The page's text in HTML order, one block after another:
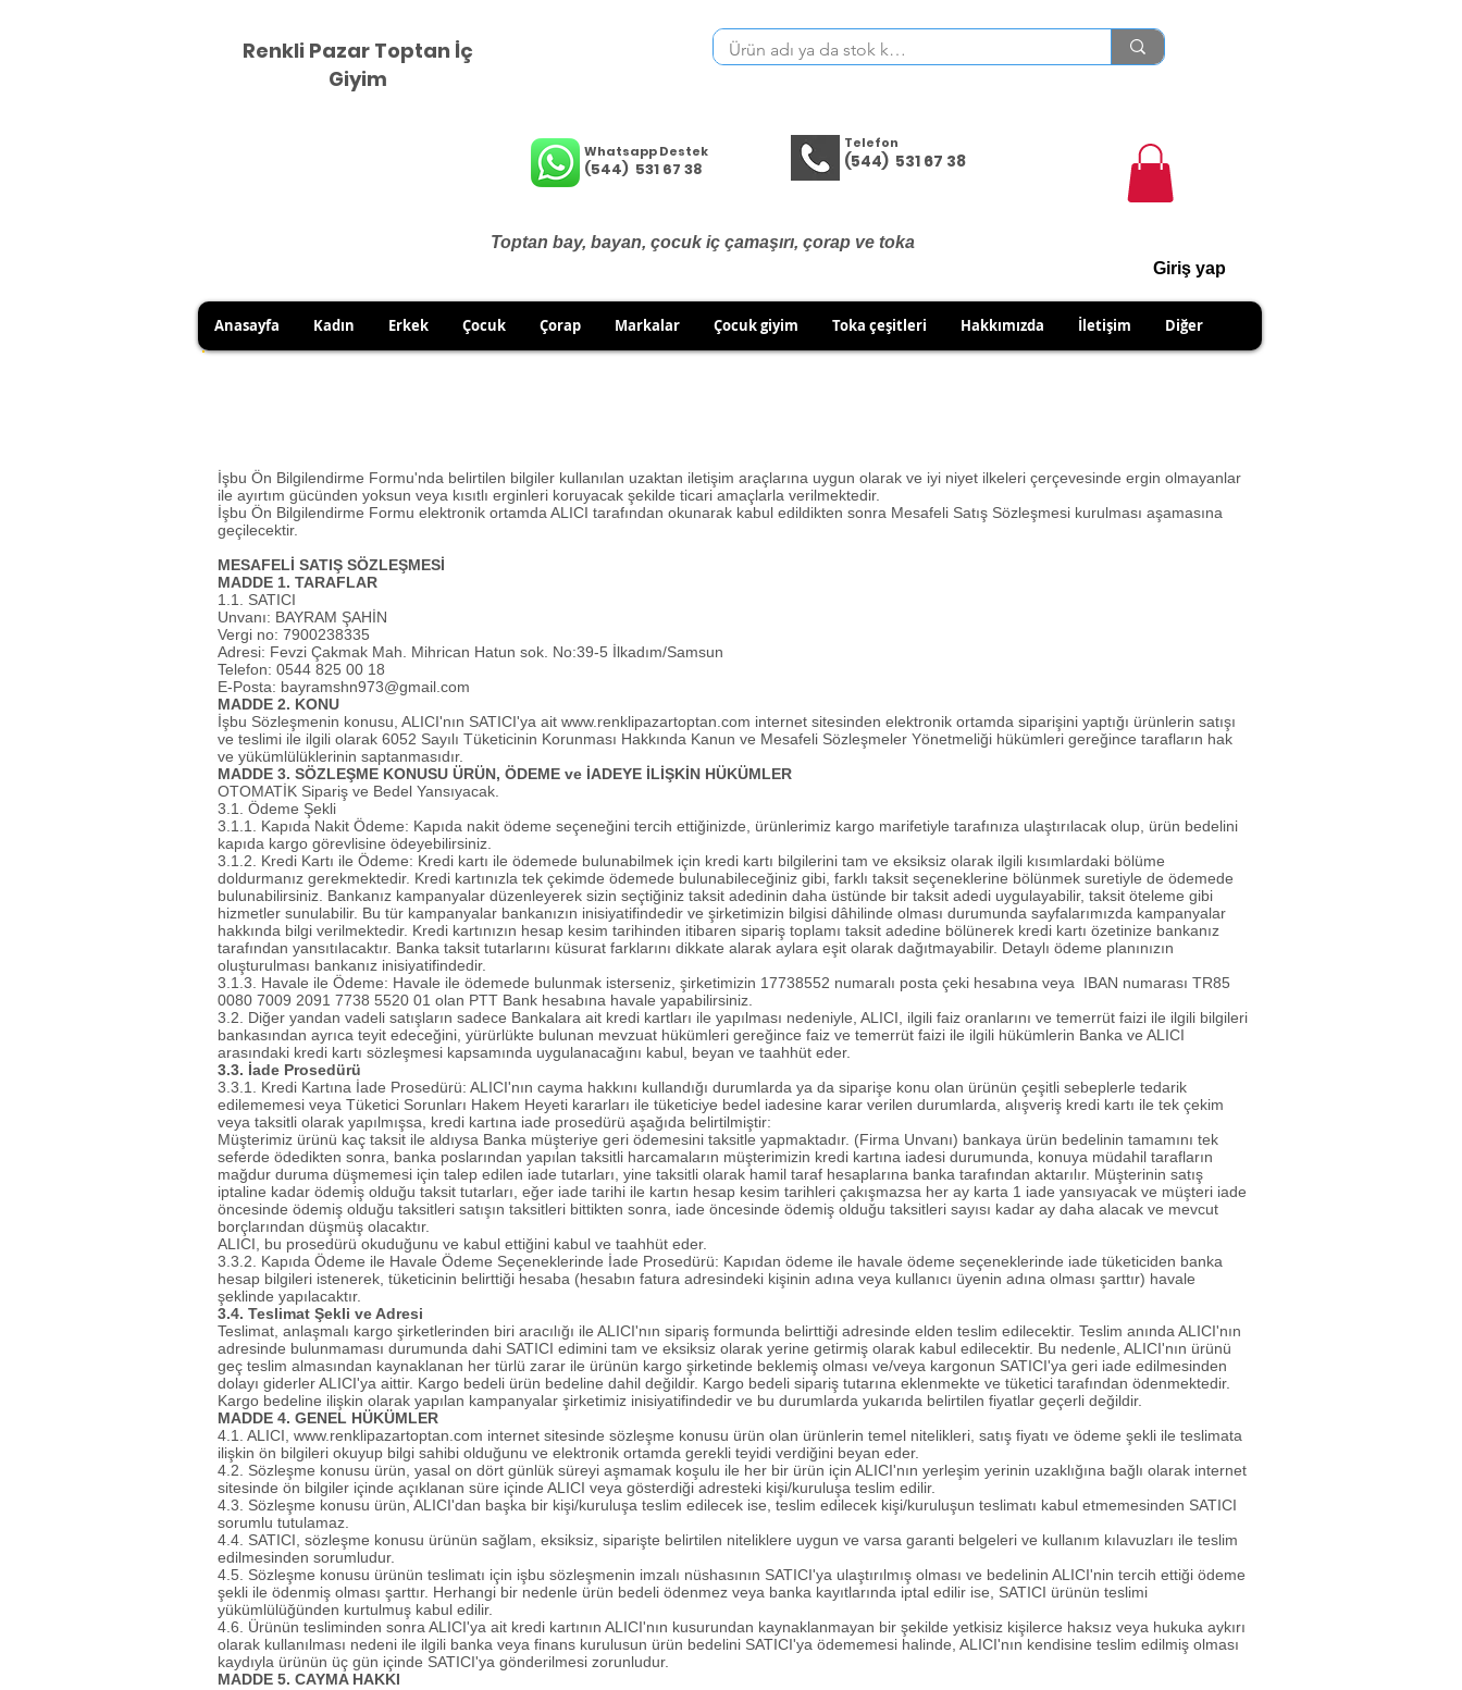
Renkli Pazar Toptan İç
Giyim
Whatsapp Destek
(544) 531 67 38
Telefon
(544) 531 67 38
Toptan bay, bayan, çocuk iç çamaşırı, çorap ve toka
Giriş yap
Anasayfa Kadın Erkek Çocuk Çorap Markalar Çocuk giyim Toka çeşitleri Hakkımızda İletişim Diğer
İşbu Ön Bilgilendirme Formu'nda belirtilen bilgiler kullanılan uzaktan iletişim araçlarına uygun olarak ve iyi niyet ilkeleri çerçevesinde ergin olmayanlar
ile ayırtım gücünden yoksun veya kısıtlı erginleri koruyacak şekilde ticari amaçlarla verilmektedir.
İşbu Ön Bilgilendirme Formu elektronik ortamda ALICI tarafından okunarak kabul edildikten sonra Mesafeli Satış Sözleşmesi kurulması aşamasına
geçilecektir.
MESAFELİ SATIŞ SÖZLEŞMESİ
MADDE 1. TARAFLAR
1.1. SATICI
Unvanı: BAYRAM ŞAHİN
Vergi no: 7900238335
Adresi: Fevzi Çakmak Mah. Mihrican Hatun sok. No:39-5 İlkadım/Samsun
Telefon: 0544 825 00 18
E-Posta: bayramshn973@gmail.com
MADDE 2. KONU
İşbu Sözleşmenin konusu, ALICI'nın SATICI'ya ait www.renklipazartoptan.com internet sitesinden elektronik ortamda siparişini yaptığı ürünlerin satışı
ve teslimi ile ilgili olarak 6052 Sayılı Tüketicinin Korunması Hakkında Kanun ve Mesafeli Sözleşmeler Yönetmeliği hükümleri gereğince tarafların hak
ve yükümlülüklerinin saptanmasıdır.
MADDE 3. SÖZLEŞME KONUSU ÜRÜN, ÖDEME ve İADEYE İLİŞKİN HÜKÜMLER
OTOMATİK Sipariş ve Bedel Yansıyacak.
3.1. Ödeme Şekli
3.1.1. Kapıda Nakit Ödeme: Kapıda nakit ödeme seçeneğini tercih ettiğinizde, ürünlerimiz kargo marifetiyle tarafınıza ulaştırılacak olup, ürün bedelini
kapıda kargo görevlisine ödeyebilirsiniz.
3.1.2. Kredi Kartı ile Ödeme: Kredi kartı ile ödemede bulunabilmek için kredi kartı bilgilerini tam ve eksiksiz olarak ilgili kısımlardaki bölüme
doldurmanız gerekmektedir. Kredi kartınızla tek çekimde ödemede bulunabileceğiniz gibi, farklı taksit seçeneklerine bölünmek suretiyle de ödemede
bulunabilirsiniz. Bankanız kampanyalar düzenleyerek sizin seçtiğiniz taksit adedinin daha üstünde bir taksit adedi uygulayabilir, taksit öteleme gibi
hizmetler sunulabilir. Bu tür kampanyalar bankanızın inisiyatifindedir ve şirketimizin bilgisi dâhilinde olması durumunda sayfalarımızda kampanyalar
hakkında bilgi verilmektedir. Kredi kartınızın hesap kesim tarihinden itibaren sipariş toplamı taksit adedine bölünerek kredi kartı özetinize bankanız
tarafından yansıtılacaktır. Banka taksit tutarlarını küsurat farklarını dikkate alarak aylara eşit olarak dağıtmayabilir. Detaylı ödeme planınızın
oluşturulması bankanız inisiyatifindedir.
3.1.3. Havale ile Ödeme: Havale ile ödemede bulunmak isterseniz, şirketimizin 17738552 numaralı posta çeki hesabına veya IBAN numarası TR85
0080 7009 2091 7738 5520 01 olan PTT Bank hesabına havale yapabilirsiniz.
3.2. Diğer yandan vadeli satışların sadece Bankalara ait kredi kartları ile yapılması nedeniyle, ALICI, ilgili faiz oranlarını ve temerrüt faizi ile ilgili bilgileri
bankasından ayrıca teyit edeceğini, yürürlükte bulunan mevzuat hükümleri gereğince faiz ve temerrüt faizi ile ilgili hükümlerin Banka ve ALICI
arasındaki kredi kartı sözleşmesi kapsamında uygulanacağını kabul, beyan ve taahhüt eder.
3.3. İade Prosedürü
3.3.1. Kredi Kartına İade Prosedürü: ALICI'nın cayma hakkını kullandığı durumlarda ya da siparişe konu olan ürünün çeşitli sebeplerle tedarik
edilememesi veya Tüketici Sorunları Hakem Heyeti kararları ile tüketiciye bedel iadesine karar verilen durumlarda, alışveriş kredi kartı ile tek çekim
veya taksitli olarak yapılmışsa, kredi kartına iade prosedürü aşağıda belirtilmiştir:
Müşterimiz ürünü kaç taksit ile aldıysa Banka müşteriye geri ödemesini taksitle yapmaktadır. (Firma Unvanı) bankaya ürün bedelinin tamamını tek
seferde ödedikten sonra, banka poslarından yapılan taksitli harcamaların müşterimizin kredi kartına iadesi durumunda, konuya müdahil tarafların
mağdur duruma düşmemesi için talep edilen iade tutarları, yine taksitli olarak hamil taraf hesaplarına banka tarafından aktarılır. Müşterinin satış
iptaline kadar ödemiş olduğu taksit tutarları, eğer iade tarihi ile kartın hesap kesim tarihleri çakışmazsa her ay karta 1 iade yansıyacak ve müşteri iade
öncesinde ödemiş olduğu taksitleri satışın taksitleri bittikten sonra, iade öncesinde ödemiş olduğu taksitleri sayısı kadar ay daha alacak ve mevcut
borçlarından düşmüş olacaktır.
ALICI, bu prosedürü okuduğunu ve kabul ettiğini kabul ve taahhüt eder.
3.3.2. Kapıda Ödeme ile Havale Ödeme Seçeneklerinde İade Prosedürü: Kapıdan ödeme ile havale ödeme seçeneklerinde iade tüketiciden banka
hesap bilgileri istenerek, tüketicinin belirttiği hesaba (hesabın fatura adresindeki kişinin adına veya kullanıcı üyenin adına olması şarttır) havale
şeklinde yapılacaktır.
3.4. Teslimat Şekli ve Adresi
Teslimat, anlaşmalı kargo şirketlerinden biri aracılığı ile ALICI'nın sipariş formunda belirttiği adresinde elden teslim edilecektir. Teslim anında ALICI'nın
adresinde bulunmaması durumunda dahi SATICI edimini tam ve eksiksiz olarak yerine getirmiş olarak kabul edilecektir. Bu nedenle, ALICI'nın ürünü
geç teslim almasından kaynaklanan her türlü zarar ile ürünün kargo şirketinde beklemiş olması ve/veya kargonun SATICI'ya geri iade edilmesinden
dolayı giderler ALICI'ya aittir. Kargo bedeli ürün bedeline dahil değildir. Kargo bedeli sipariş tutarına eklenmekte ve tüketici tarafından ödenmektedir.
Kargo bedeline ilişkin olarak yapılan kampanyalar şirketimiz inisiyatifindedir ve bu durumlarda yukarıda belirtilen fiyatlar geçerli değildir.
MADDE 4. GENEL HÜKÜMLER
4.1. ALICI, www.renklipazartoptan.com internet sitesinde sözleşme konusu ürün olan ürünlerin temel nitelikleri, satış fiyatı ve ödeme şekli ile teslimata
ilişkin ön bilgileri okuyup bilgi sahibi olduğunu ve elektronik ortamda gerekli teyidi verdiğini beyan eder.
4.2. Sözleşme konusu ürün, yasal on dört günlük süreyi aşmamak koşulu ile her bir ürün için ALICI'nın yerleşim yerinin uzaklığına bağlı olarak internet
sitesinde ön bilgiler içinde açıklanan süre içinde ALICI veya gösterdiği adresteki kişi/kuruluşa teslim edilir.
4.3. Sözleşme konusu ürün, ALICI'dan başka bir kişi/kuruluşa teslim edilecek ise, teslim edilecek kişi/kuruluşun teslimatı kabul etmemesinden SATICI
sorumlu tutulamaz.
4.4. SATICI, sözleşme konusu ürünün sağlam, eksiksiz, siparişte belirtilen niteliklere uygun ve varsa garanti belgeleri ve kullanım kılavuzları ile teslim
edilmesinden sorumludur.
4.5. Sözleşme konusu ürünün teslimatı için işbu sözleşmenin imzalı nüshasının SATICI'ya ulaştırılmış olması ve bedelinin ALICI'nin tercih ettiği ödeme
şekli ile ödenmiş olması şarttır. Herhangi bir nedenle ürün bedeli ödenmez veya banka kayıtlarında iptal edilir ise, SATICI ürünün teslimi
yükümlülüğünden kurtulmuş kabul edilir.
4.6. Ürünün tesliminden sonra ALICI'ya ait kredi kartının ALICI'nın kusurundan kaynaklanmayan bir şekilde yetkisiz kişilerce haksız veya hukuka aykırı
olarak kullanılması nedeni ile ilgili banka veya finans kurulusun ürün bedelini SATICI'ya ödememesi halinde, ALICI'nın kendisine teslim edilmiş olması
kaydıyla ürünün üç gün içinde SATICI'ya gönderilmesi zorunludur.
MADDE 5. CAYMA HAKKI